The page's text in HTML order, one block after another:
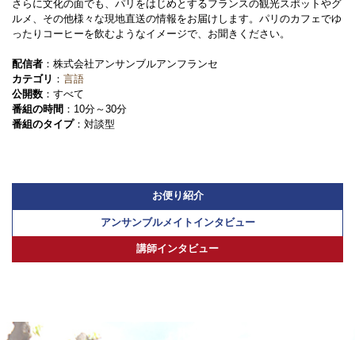
さらに文化の面でも、パリをはじめとするフランスの観光スポットやグ
ルメ、その他様々な現地直送の情報をお届けします。パリのカフェでゆ
ったりコーヒーを飲むようなイメージで、お聞きください。
配信者 ：株式会社アンサンブルアンフランセ
カテゴリ ： 言語
公開数 ：すべて
番組の時間 ：10分～30分
番組のタイプ：対談型
お便り紹介
アンサンブルメイトインタビュー
講師インタビュー